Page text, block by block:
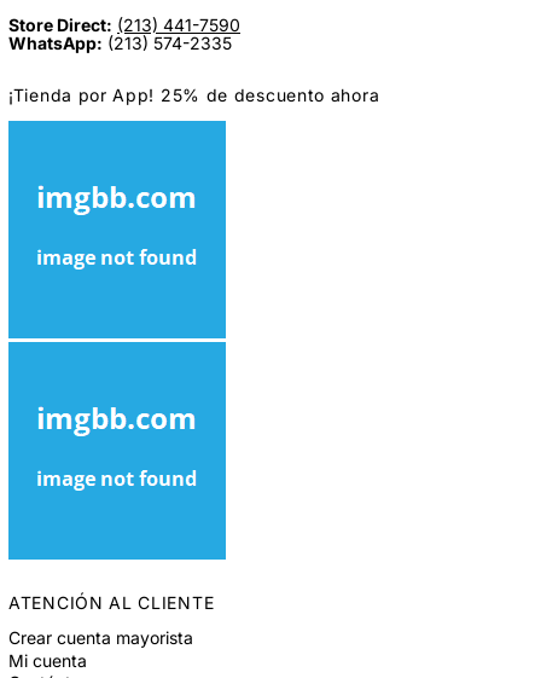
Store Direct: (213) 441-7590
WhatsApp: (213) 574-2335
¡Tienda por App! 25% de descuento ahora
ATENCIÓN AL CLIENTE
Crear cuenta mayorista
Mi cuenta